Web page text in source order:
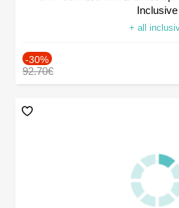
Inclusive
+ all
-30%
92.70€